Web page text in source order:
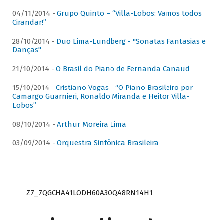
04/11/2014 - Grupo Quinto – “Villa-Lobos: Vamos todos
Cirandar!”
28/10/2014 - Duo Lima-Lundberg - "Sonatas Fantasias e
Danças"
21/10/2014 - O Brasil do Piano de Fernanda Canaud
15/10/2014 - Cristiano Vogas - “O Piano Brasileiro por
Camargo Guarnieri, Ronaldo Miranda e Heitor Villa-
Lobos”
08/10/2014 - Arthur Moreira Lima
03/09/2014 - Orquestra Sinfônica Brasileira
Z7_7QGCHA41LODH60A3OQA8RN14H1